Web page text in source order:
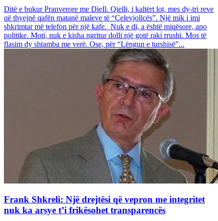
Ditë e bukur Pranverore me DieIl. Qielli, i kaltërt lot, mes dy-tri reve
që thyejnë qafën matanë maleve të “Çelevjollcës”. Një mik i imi
shkrimtar më telefon për një kafe. Nuk e di, a është miqësore, apo
politike. Moti, nuk e kisha ngritur dolli një gotë raki rrushi. Mos të
flasim dy shtamba me verë. Ose, për “Lëngun e turshisë”...
Frank Shkreli: Një drejtësi që vepron me integritet
nuk ka arsye t’i frikësohet transparencës